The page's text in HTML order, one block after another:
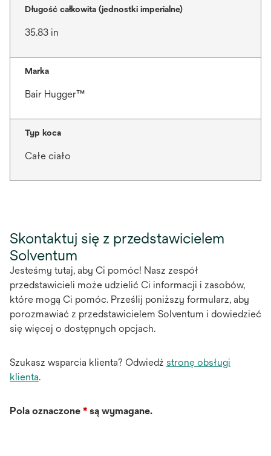
Długość całkowita (jednostki imperialne)
35.83 in
Marka
Bair Hugger™
Typ koca
Całe ciało
Skontaktuj się z przedstawicielem
Solventum
Jesteśmy tutaj, aby Ci pomóc! Nasz zespół
przedstawicieli może udzielić Ci informacji i zasobów,
które mogą Ci pomóc. Prześlij poniższy formularz, aby
porozmawiać z przedstawicielem Solventum i dowiedzieć
się więcej o dostępnych opcjach.
Szukasz wsparcia klienta? Odwiedź stronę obsługi
klienta.
Pola oznaczone * są wymagane.